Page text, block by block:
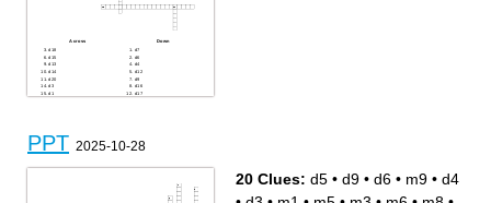
Across
d18
d15
d13
d14
d20
d3
d1
Down
d7
d6
d4
d12
d9
d16
d17
PPT 2025-10-28
20 Clues: d5 • d9 • d6 • m9 • d4